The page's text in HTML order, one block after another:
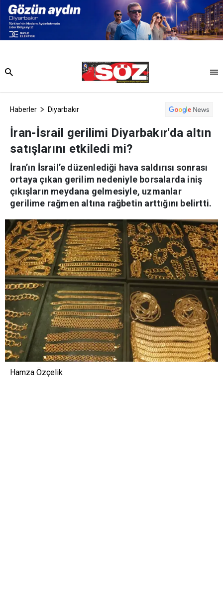
Haberler Diyarbakır
İran-İsrail gerilimi Diyarbakır'da altın
satışlarını etkiledi mi?
İran’ın İsrail’e düzenlediği hava saldırısı sonrası
ortaya çıkan gerilim nedeniyle borsalarda iniş
çıkışların meydana gelmesiyle, uzmanlar
gerilime rağmen altına rağbetin arttığını belirtti.
Hamza Özçelik